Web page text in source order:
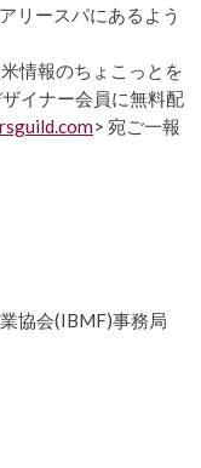
リースパにあるよう
情報のちょこっとを
イナー会員に無料配
> 宛ご一報
協会(IBMF)事務局